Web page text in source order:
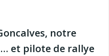
notre
et pilote de rallye